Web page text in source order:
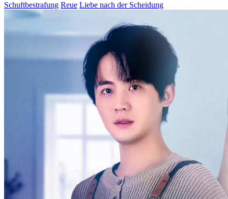
Schuftbestrafung Reue Liebe nach der Scheidung